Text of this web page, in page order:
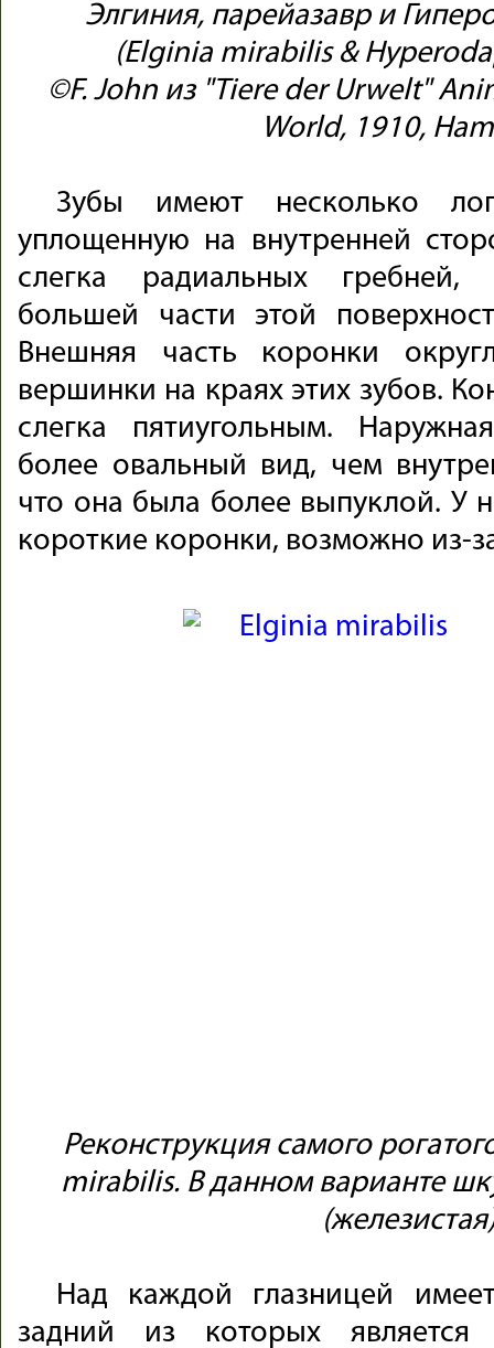
Элгиния, парейазавр и
(Elginia mirabilis &
©F. John из "Tiere der Urwelt"
World, 1910,
Зубы имеют несколько
уплощенную на внутренней
слегка радиальных гребней,
большей части этой
Внешняя часть коронки
вершинки на краях этих зубов.
слегка пятиугольным.
более овальный вид, чем
что она была более выпуклой. У
короткие коронки, возможно из-
Реконструкция самого
mirabilis. В данном варианте
Над каждой глазницей
задний из которых